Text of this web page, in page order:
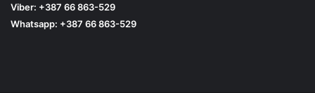
Viber: +387 66 863-529
Whatsapp: +387 66 863-529